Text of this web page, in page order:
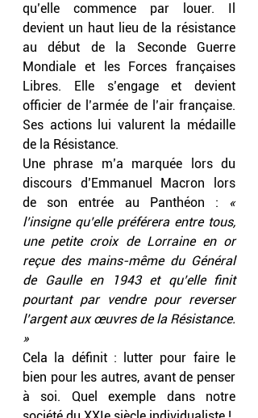
qu’elle commence par louer. Il
devient un haut lieu de la résistance
au début de la Seconde Guerre
Mondiale et les Forces françaises
Libres. Elle s’engage et devient
officier de l’armée de l’air française.
Ses actions lui valurent la médaille
de la Résistance.
Une phrase m’a marquée lors du
discours d’Emmanuel Macron lors
de son entrée au Panthéon :
«
l’insigne qu’elle préférera entre tous,
une petite croix de Lorraine en or
reçue des mains-même du Général
de Gaulle en 1943 et qu’elle finit
pourtant par vendre pour reverser
l’argent aux œuvres de la Résistance.
»
Cela la définit : lutter pour faire le
bien pour les autres, avant de penser
à soi. Quel exemple dans notre